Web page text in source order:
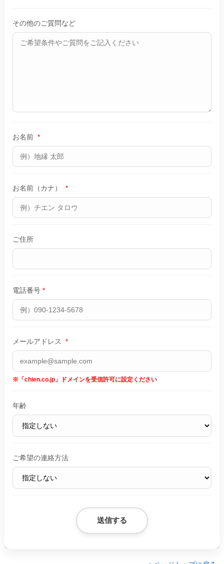
その他のご質問など
お名前 *
お名前（カナ） *
ご住所
電話番号 *
メールアドレス *
※「chien.co.jp」ドメインを受信許可に設定ください
年齢
ご希望の連絡方法